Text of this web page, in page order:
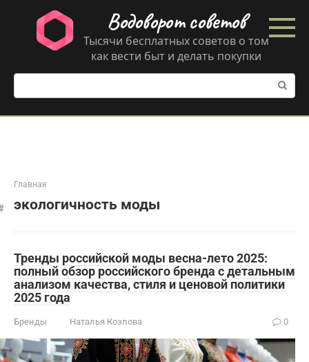
контенту
Водоворот советов
Тысячи бесплатных советов о том
как вести быт и делать покупки
Поиск:
Главная
экологичность моды
Тренды российской моды весна-лето 2025:
полный обзор российского бренда с детальным
анализом качества, стиля и ценовой политики
2025 года
Бренды Наталья Козлова 0